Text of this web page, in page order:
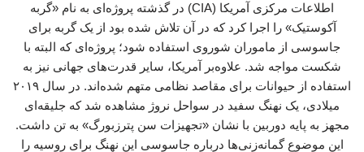
اطلاعات مرکزی آمریکا (CIA) در گذشته پروژه‌ای به نام «گربه
آکوستیک» را اجرا کرد که در آن تلاش شده بود از یک گربه برای
جاسوسی از ماموران شوروی استفاده شود؛ پروژه‌ای که البته با
شکست مواجه شد. علاوه‌بر آمریکا، سایر قدرت‌های جهانی نیز به
استفاده از حیوانات برای مقاصد نظامی متهم شده‌اند. در سال ۲۰۱۹
میلادی، یک نهنگ سفید در سواحل نروژ مشاهده شد که جلیقه‌ای
مجهز به پایه‌ دوربین با نشان «تجهیزات سن پترزبورگ» به تن داشت.
این موضوع گمانه‌زنی‌ها درباره جاسوسی این نهنگ برای روسیه را